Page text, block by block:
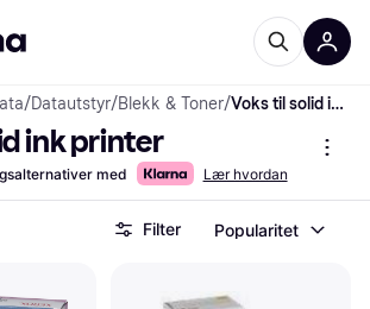
/Datautstyr/Blekk & Toner/ Voks til solid ink printer
ink printer
med Lær hvordan
Filter Popularitet